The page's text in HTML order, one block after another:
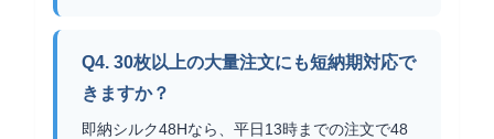
Q4. 30枚以上の大量注文にも短納期対応で
きますか？
即納シルク48Hなら、平日13時までの注文で48